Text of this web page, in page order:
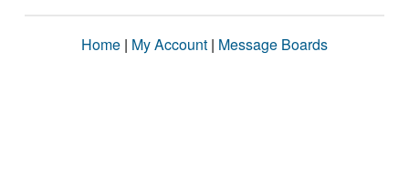
Home | My Account | Message Boards